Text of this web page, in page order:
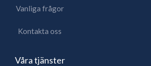
Vanliga frågor
Kontakta oss
Våra tjänster